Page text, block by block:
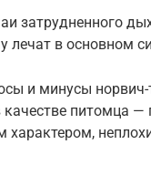
затрудненного
лечат в основном
и минусы
качестве питомца
характером,